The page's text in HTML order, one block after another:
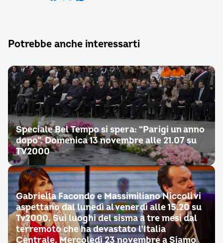
Potrebbe anche interessarti
Speciale Bel Tempo si spera: “Parigi un anno
dopo”. Domenica 13 novembre alle 21.07 su
TV2000
Gabriella Facondo e Massimiliano Niccoli vi
aspettano dal lunedì al venerdì alle 15.20 su
Tv2000. Sui luoghi del sisma a tre mesi dal
terremoto che ha devastato l’Italia
Centrale. Mercoledì 23 novembre a Siamo